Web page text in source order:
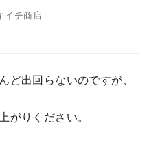
イチ商店
ど出回らないのですが、
がりください。